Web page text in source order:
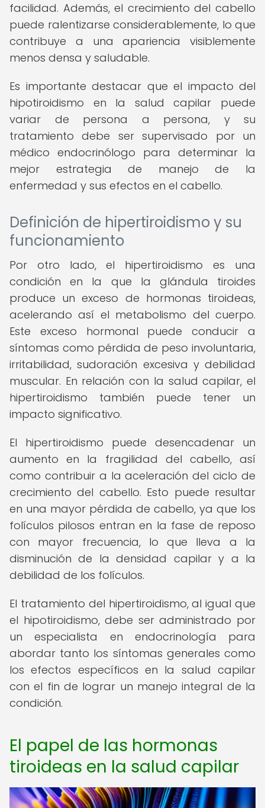
facilidad. Además, el crecimiento del cabello
puede ralentizarse considerablemente, lo que
contribuye a una apariencia visiblemente
menos densa y saludable.
Es importante destacar que el impacto del
hipotiroidismo en la salud capilar puede
variar de persona a persona, y su
tratamiento debe ser supervisado por un
médico endocrinólogo para determinar la
mejor estrategia de manejo de la
enfermedad y sus efectos en el cabello.
Definición de hipertiroidismo y su
funcionamiento
Por otro lado, el hipertiroidismo es una
condición en la que la glándula tiroides
produce un exceso de hormonas tiroideas,
acelerando así el metabolismo del cuerpo.
Este exceso hormonal puede conducir a
síntomas como pérdida de peso involuntaria,
irritabilidad, sudoración excesiva y debilidad
muscular. En relación con la salud capilar, el
hipertiroidismo también puede tener un
impacto significativo.
El hipertiroidismo puede desencadenar un
aumento en la fragilidad del cabello, así
como contribuir a la aceleración del ciclo de
crecimiento del cabello. Esto puede resultar
en una mayor pérdida de cabello, ya que los
folículos pilosos entran en la fase de reposo
con mayor frecuencia, lo que lleva a la
disminución de la densidad capilar y a la
debilidad de los folículos.
El tratamiento del hipertiroidismo, al igual que
el hipotiroidismo, debe ser administrado por
un especialista en endocrinología para
abordar tanto los síntomas generales como
los efectos específicos en la salud capilar
con el fin de lograr un manejo integral de la
condición.
El papel de las hormonas
tiroideas en la salud capilar